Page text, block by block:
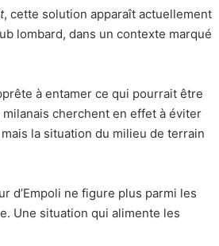
, cette solution apparaît actuellement
lombard, dans un contexte marqué
à entamer ce qui pourrait être
cherchent en effet à éviter
la situation du milieu de terrain
d’Empoli ne figure plus parmi les
Une situation qui alimente les